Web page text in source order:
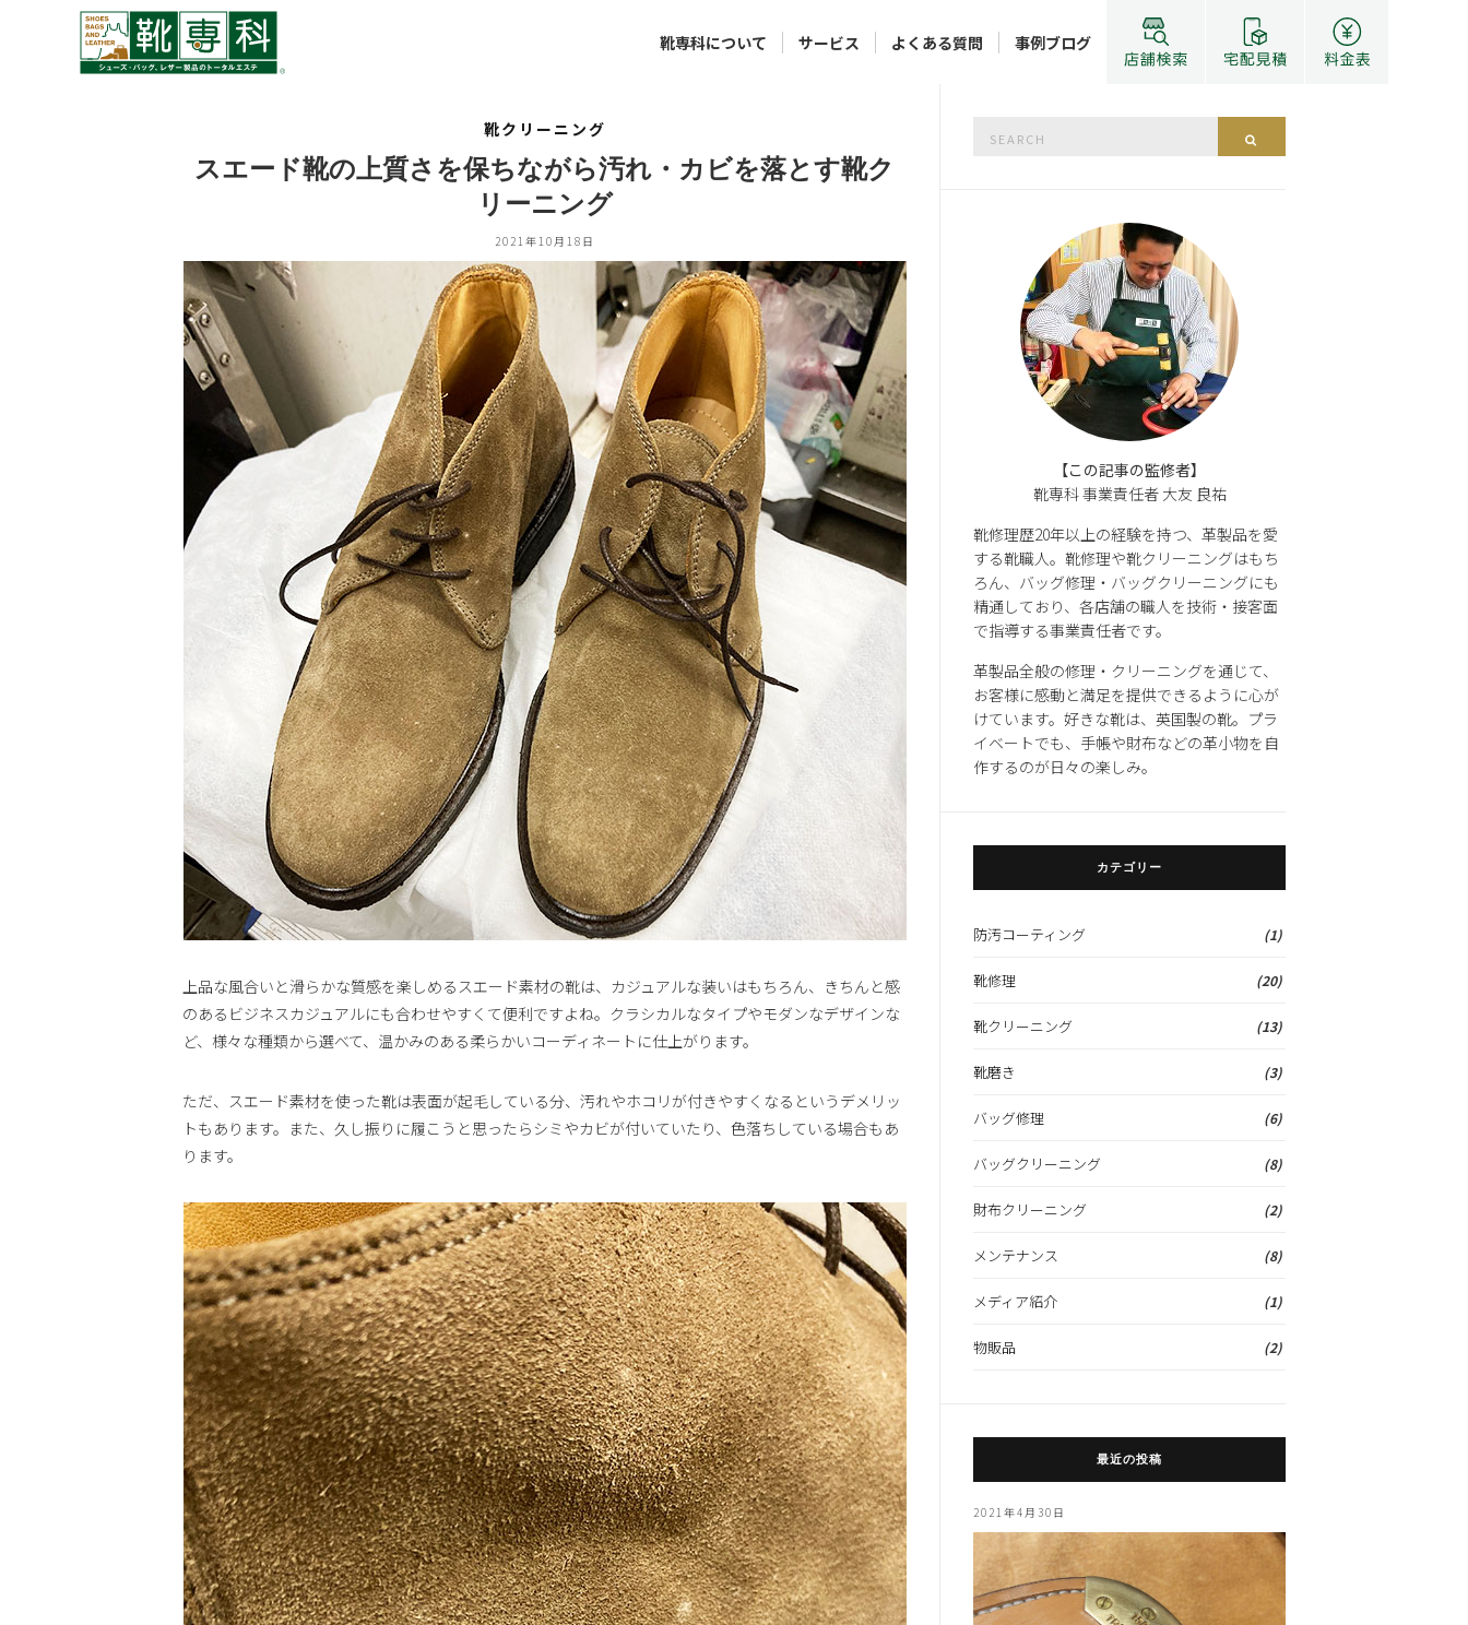
靴専科について サービス よくある質問 事例ブログ
靴クリーニング
スエード靴の上質さを保ちながら汚れ・カビを落とす靴ク
リーニング
2021年10月18日
上品な風合いと滑らかな質感を楽しめるスエード素材の靴は、カジュアルな装いはもちろん、きちんと感
のあるビジネスカジュアルにも合わせやすくて便利ですよね。クラシカルなタイプやモダンなデザインな
ど、様々な種類から選べて、温かみのある柔らかいコーディネートに仕上がります。
ただ、スエード素材を使った靴は表面が起毛している分、汚れやホコリが付きやすくなるというデメリッ
トもあります。また、久し振りに履こうと思ったらシミやカビが付いていたり、色落ちしている場合もあ
ります。
for:
【この記事の監修者】
靴専科 事業責任者 大友 良祐
靴修理歴20年以上の経験を持つ、革製品を愛
する靴職人。靴修理や靴クリーニングはもち
ろん、バッグ修理・バッグクリーニングにも
精通しており、各店舗の職人を技術・接客面
で指導する事業責任者です。
革製品全般の修理・クリーニングを通じて、
お客様に感動と満足を提供できるように心が
けています。好きな靴は、英国製の靴。プラ
イベートでも、手帳や財布などの革小物を自
作するのが日々の楽しみ。
カテゴリー
防汚コーティング (1)
靴修理 (20)
靴クリーニング (13)
靴磨き (3)
バッグ修理 (6)
バッグクリーニング (8)
財布クリーニング (2)
メンテナンス (8)
メディア紹介 (1)
物販品 (2)
最近の投稿
2021年4月30日